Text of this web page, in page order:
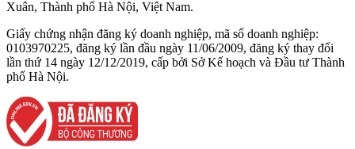
Xuân, Thành phố Hà Nội, Việt Nam.
Giấy chứng nhận đăng ký doanh nghiệp, mã số doanh nghiệp:
0103970225, đăng ký lần đầu ngày 11/06/2009, đăng ký thay đổi
lần thứ 14 ngày 12/12/2019, cấp bởi Sở Kế hoạch và Đầu tư Thành
phố Hà Nội.